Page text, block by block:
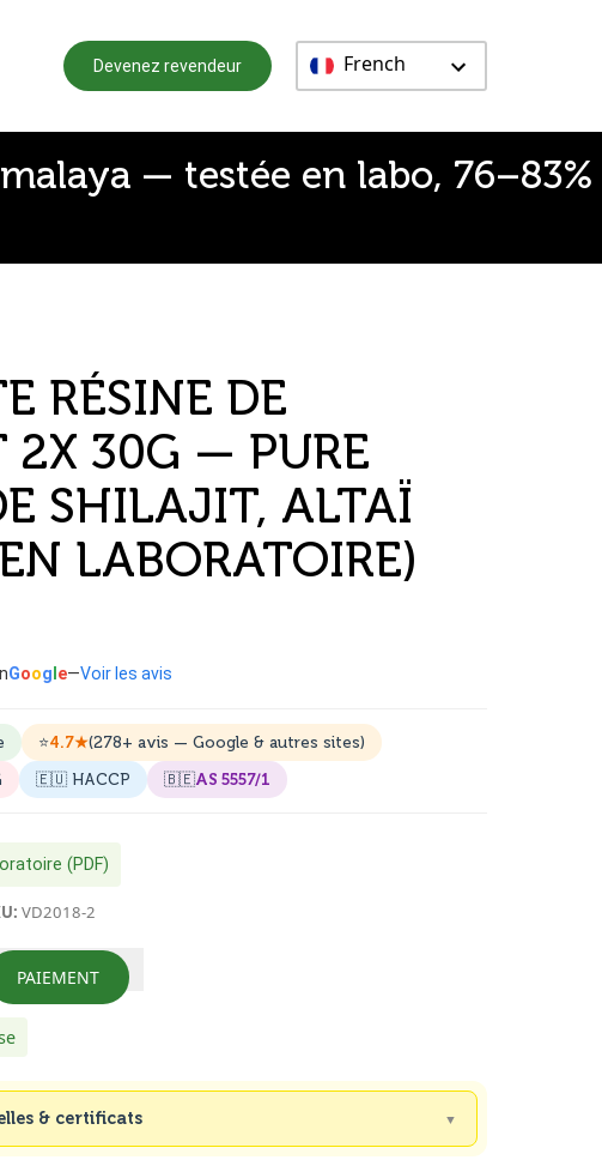
Devenez revendeur French
— testée en labo, 76–83%
RÉSINE DE
2X 30G — PURE
SHILAJIT, ALTAÏ
LABORATOIRE)
Goog e—Voir les avis
⭐4.7★(278+ avis — Google & autres sites)
🇪🇺 HACCP 🇧🇪AS 5557/1
(PDF)
VD2018-2
PAIEMENT
& certificats